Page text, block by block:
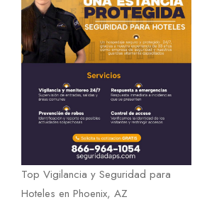
Top Vigilancia y Seguridad para
Hoteles en Phoenix, AZ